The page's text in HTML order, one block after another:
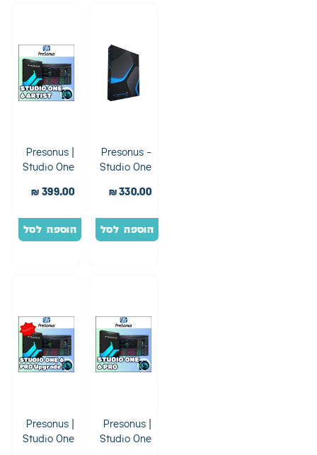
Presonus –
Studio One
₪330.00
הוספה לסל
Presonus |
Studio One
₪ 399.00
הוספה לסל
Presonus |
Studio One
Presonus |
Studio One